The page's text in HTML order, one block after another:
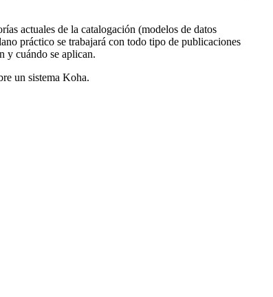
actuales de la catalogación (modelos de datos
práctico se trabajará con todo tipo de publicaciones
y cuándo se aplican.
un sistema Koha.